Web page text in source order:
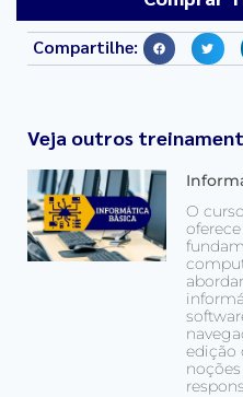
Compartilhe:
Veja outros
O
edição